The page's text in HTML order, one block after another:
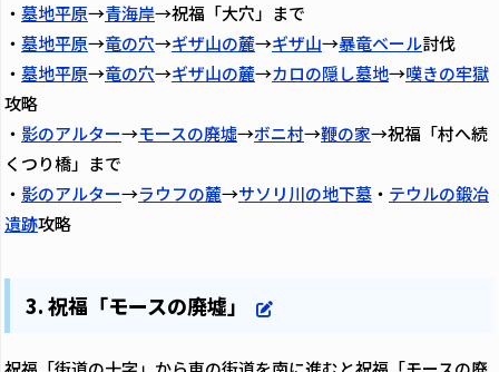
・ 墓地平原→青海岸→祝福「大穴」まで
・ 墓地平原→竜の穴→ギザ山の麓→ギザ山→暴竜ベール討伐
・ 墓地平原→竜の穴→ギザ山の麓→カロの隠し墓地→嘆きの牢獄
攻略
・ 影のアルター→モースの廃墟→ボニ村→鞭の家→祝福「村へ続
くつり橋」まで
・ 影のアルター→ラウフの麓→サソリ川の地下墓 ・ テウルの鍛冶
遺跡攻略
3. 祝福「モースの廃墟」